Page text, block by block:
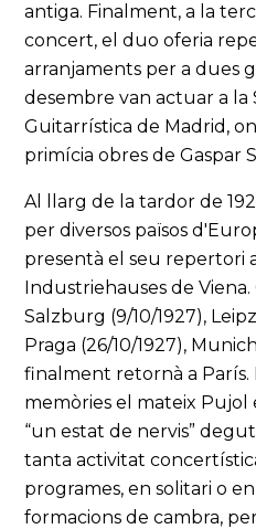
antiga. Finalment, a la
concert, el duo oferia
arranjaments per a dues
desembre van actuar a la
Guitarrística de Madrid,
primícia obres de Gaspar
Al llarg de la tardor de
per diversos països
presentà el seu repertori
Industriehauses de
Salzburg (9/10/1927),
Praga (26/10/1927),
finalment retornà a París.
memòries el mateix Pujol
“un estat de nervis”
tanta activitat
programes, en solitari o
formacions de cambra,